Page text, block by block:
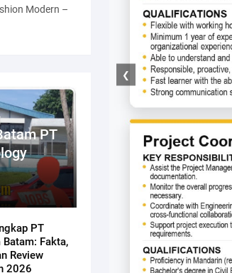
Modern –
PT
PT
Fakta,
Review
2026
❮